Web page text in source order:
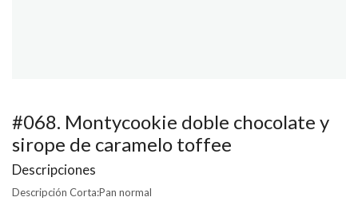
#068. Montycookie doble chocolate y
sirope de caramelo toffee
Descripciones
Descripción Corta:Pan normal